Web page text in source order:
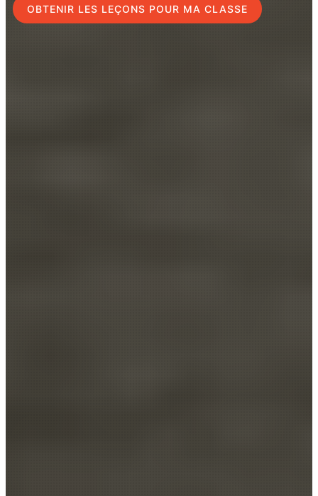
OBTENIR LES LEÇONS POUR MA CLASSE